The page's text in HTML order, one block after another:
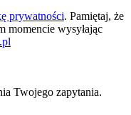
prywatności. Pamiętaj, że
momencie wysyłając
Twojego zapytania.